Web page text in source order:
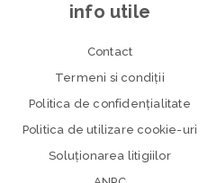
info utile
Contact
Termeni si condiţii
Politica de confidenţialitate
Politica de utilizare cookie-uri
Soluționarea litigiilor